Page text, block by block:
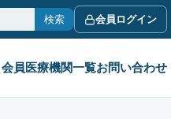
検索 会員ログイン
会員医療機関一覧お問い合わせ